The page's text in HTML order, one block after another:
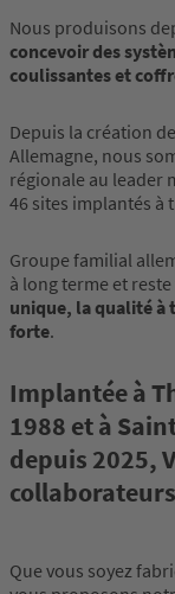
Nous produisons
concevoir des
coulissantes et
Depuis la création
Allemagne, nous
régionale au leader
46 sites implantés à
Groupe familial
à long terme et
unique, la qualité à
forte.
Implantée à
1988 et à
depuis 2025,
Que vous soyez